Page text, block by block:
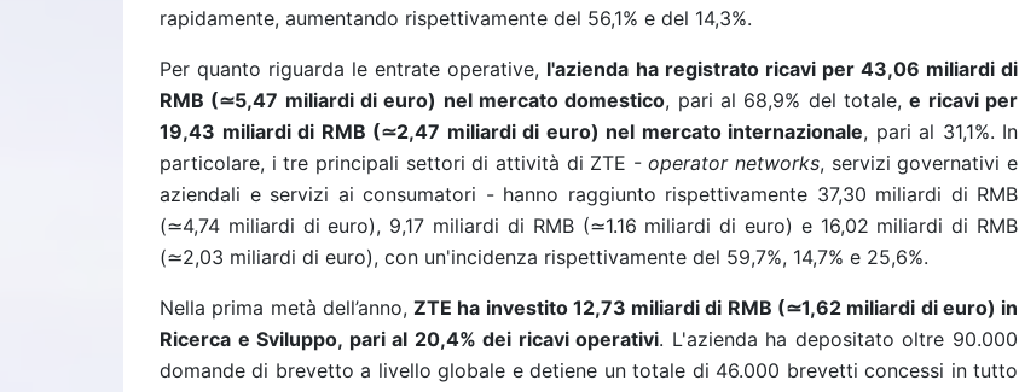
rapidamente, aumentando rispettivamente del 56,1% e del 14,3%.
Per quanto riguarda le entrate operative, l'azienda ha registrato ricavi per 43,06 miliardi di
RMB (≃5,47 miliardi di euro) nel mercato domestico, pari al 68,9% del totale, e ricavi per
19,43 miliardi di RMB (≃2,47 miliardi di euro) nel mercato internazionale, pari al 31,1%. In
particolare, i tre principali settori di attività di ZTE - operator networks, servizi governativi e
aziendali e servizi ai consumatori - hanno raggiunto rispettivamente 37,30 miliardi di RMB
(≃4,74 miliardi di euro), 9,17 miliardi di RMB (≃1.16 miliardi di euro) e 16,02 miliardi di RMB
(≃2,03 miliardi di euro), con un'incidenza rispettivamente del 59,7%, 14,7% e 25,6%.
Nella prima metà dell’anno, ZTE ha investito 12,73 miliardi di RMB (≃1,62 miliardi di euro) in
Ricerca e Sviluppo, pari al 20,4% dei ricavi operativi. L'azienda ha depositato oltre 90.000
domande di brevetto a livello globale e detiene un totale di 46.000 brevetti concessi in tutto